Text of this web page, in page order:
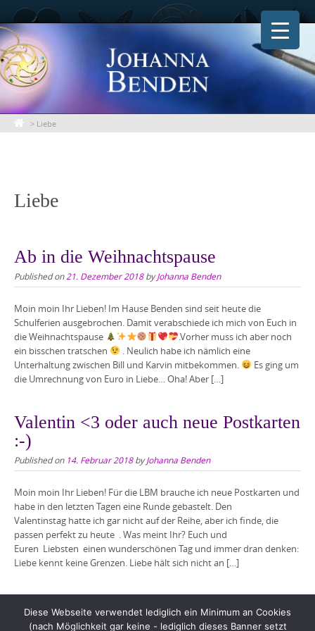
Skip
to
content
> Liebe
Liebe
Ab in die Weihnachtspause
Published on21. Dezember 2018byJohanna Benden
Moin moin Ihr Lieben! Im Hause Benden sind seit heute die
Schulferien ausgebrochen. Damit verabschiede ich mich von Euch in
die Weihnachtspause
.Vorher muss ich aber noch
ein bisschen tratschen
. Neulich habe ich nämlich eine
Unterhaltung zwischen Bill und Karvin mitbekommen.
Es ging um
die Umrechnung von Euro in Liebe… Oha! Aber […]
Valentin <3 oder auch neue Postkarten
:-)
Published on 14. Februar 2018byJohanna Benden
Moin moin Ihr Lieben! Für die LBM brauche ich neue Postkarten und
habe in den letzten Tagen eine Runde gebastelt. Den
Valentinstag hatte ich gar nicht auf der Reihe, aber ich finde, die
passen perfekt zu heute . Was meint Ihr? Euch und
Euren Liebsten einen wunderschönen Tag und immer dran denken:
Liebe kennt keine Grenzen. Liebe hält sich nicht an […]
Diese Webseite verwendet lediglich ein Minimum an Cookies
(nach Möglichkeit gar keine - lediglich dieses Banner setzt